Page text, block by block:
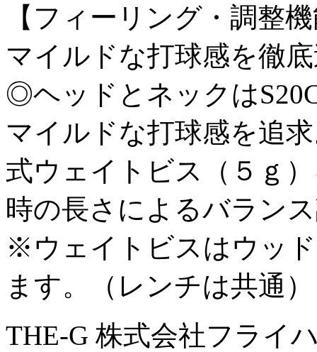
【フィーリング・調整
マイルドな打球感を徹
◎ヘッドとネックは
マイルドな打球感を追
式ウェイトビス（５ｇ
時の長さによるバラン
※ウェイトビスはウッ
ます。（レンチは共通）
THE-G 株式会社フライ